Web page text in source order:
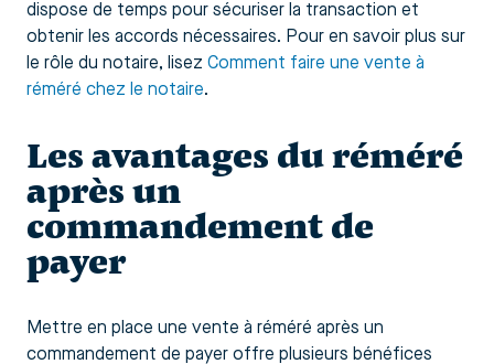
dispose de temps pour sécuriser la transaction et
obtenir les accords nécessaires. Pour en savoir plus sur
le rôle du notaire, lisez Comment faire une vente à
réméré chez le notaire.
Les avantages du réméré
après un
commandement de
payer
Mettre en place une vente à réméré après un
commandement de payer offre plusieurs bénéfices